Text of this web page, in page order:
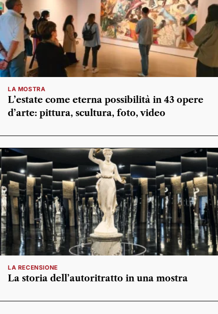
LA MOSTRA
L’estate come eterna possibilità in 43 opere
d’arte: pittura, scultura, foto, video
LA RECENSIONE
La storia dell’autoritratto in una mostra